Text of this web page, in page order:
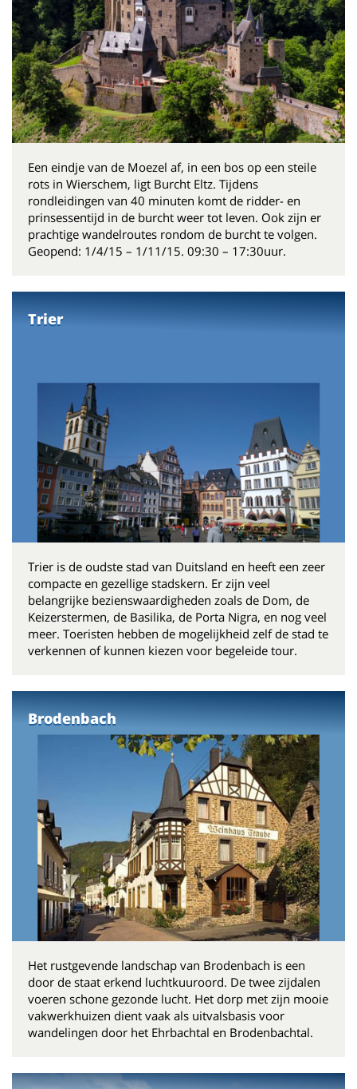
Een eindje van de Moezel af, in een bos op een steile
rots in Wierschem, ligt Burcht Eltz. Tijdens
rondleidingen van 40 minuten komt de ridder- en
prinsessentijd in de burcht weer tot leven. Ook zijn er
prachtige wandelroutes rondom de burcht te volgen.
Geopend: 1/4/15 – 1/11/15. 09:30 – 17:30uur.
Trier
Trier is de oudste stad van Duitsland en heeft een zeer
compacte en gezellige stadskern. Er zijn veel
belangrijke bezienswaardigheden zoals de Dom, de
Keizerstermen, de Basilika, de Porta Nigra, en nog veel
meer. Toeristen hebben de mogelijkheid zelf de stad te
verkennen of kunnen kiezen voor begeleide tour.
Brodenbach
Het rustgevende landschap van Brodenbach is een
door de staat erkend luchtkuuroord. De twee zijdalen
voeren schone gezonde lucht. Het dorp met zijn mooie
vakwerkhuizen dient vaak als uitvalsbasis voor
wandelingen door het Ehrbachtal en Brodenbachtal.